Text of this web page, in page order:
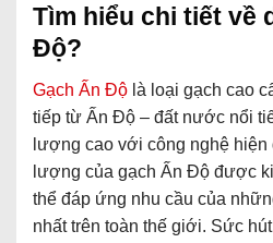
Tìm hiểu chi tiết về
Độ?
Gạch Ấn Độ là loại gạch cao
tiếp từ Ấn Độ – đất nước nổi
lượng cao với công nghệ hiện
lượng của gạch Ấn Độ được
thể đáp ứng nhu cầu của
nhất trên toàn thế giới. Sức